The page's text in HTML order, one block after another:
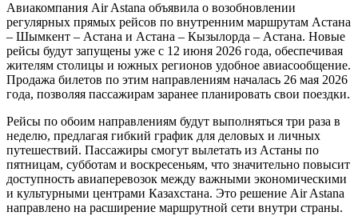
Авиакомпания Air Astana объявила о возобновлении
регулярных прямых рейсов по внутренним маршрутам Астана
– Шымкент – Астана и Астана – Кызылорда – Астана. Новые
рейсы будут запущены уже с 12 июня 2026 года, обеспечивая
жителям столицы и южных регионов удобное авиасообщение.
Продажа билетов по этим направлениям началась 26 мая 2026
года, позволяя пассажирам заранее планировать свои поездки.
Рейсы по обоим направлениям будут выполняться три раза в
неделю, предлагая гибкий график для деловых и личных
путешествий. Пассажиры смогут вылетать из Астаны по
пятницам, субботам и воскресеньям, что значительно повысит
доступность авиаперевозок между важными экономическими
и культурными центрами Казахстана. Это решение Air Astana
направлено на расширение маршрутной сети внутри страны.